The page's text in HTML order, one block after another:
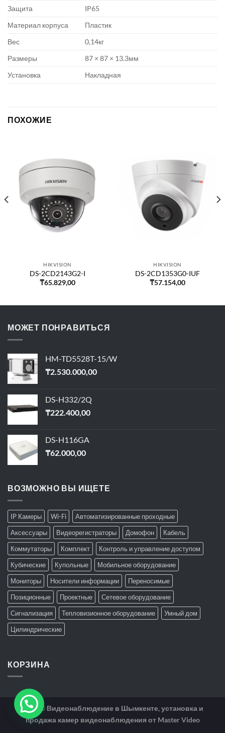
Защита
IP65
Материал корпуса
Пластик
Вес
0,14кг
Размеры
87 × 87 × 13.3мм
Установка
Накладная
ПОХОЖИЕ
HIKVISION
DS-2CD2143G2-I
₸65.829,00
HIKVISION
DS-2CD1353G0-IUF
₸57.154,00
МОЖЕТ ПОНРАВИТЬСЯ
HM-TD5528T-15/W
₸2.530.000,00
DS-H332/2Q
₸222.400,00
DS-H116GA
₸62.000,00
ВОЗМОЖНО ВЫ ИЩЕТЕ
IP Камеры Wi-Fi
Автоматизированные проходные
Аксессуары
Видеорегистраторы Домофон
Кабель
Коммутаторы
Комплект
Контроль и управление доступом
Кубические
Купольные
Мобильное оборудование
Мониторы
Носители информации
Переносимые
Позиционные
Проектные
Сетевое оборудование
Сигнализация
Тепловизионное оборудование
Умный дом
Цилиндрические
КОРЗИНА
2026 © Видеонаблюдение в Шымкенте, установка и
продажа камер видеонаблюдения от Master Video